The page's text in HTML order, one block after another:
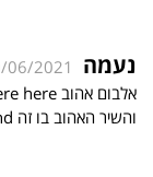
נעמה 10/06/2021
אלבום אהוב wish you were here
והשיר האהוב בו זה shine on you crazy diamond